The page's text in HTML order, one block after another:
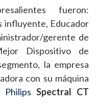
fueron:
influyente, Educador
gerente de
Dispositivo de
la empresa
con su máquina
Philips Spectral CT